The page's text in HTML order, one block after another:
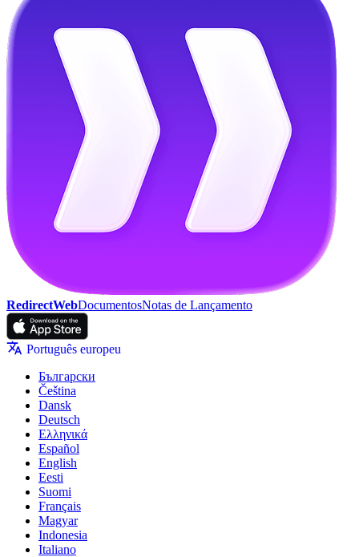
RedirectWebDocumentosNotas de Lançamento
Português europeu
Български
Čeština
Dansk
Deutsch
Ελληνικά
Español
English
Eesti
Suomi
Français
Magyar
Indonesia
Italiano